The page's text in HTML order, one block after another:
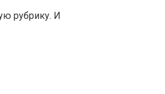
рубрику. И